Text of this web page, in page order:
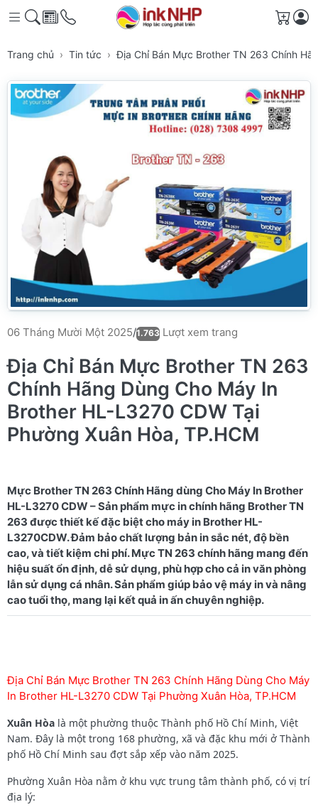
Giỏ
Trang chủ Tin tức Địa Chỉ Bán Mực Brother TN 263 Chính
06 Tháng Mười Một 2025/1.763 Lượt xem trang
Địa Chỉ Bán Mực Brother TN 263
Chính Hãng Dùng Cho Máy In
Brother HL-L3270 CDW Tại
Phường Xuân Hòa, TP.HCM
Mực Brother TN 263 Chính Hãng dùng Cho Máy In Brother
HL-L3270 CDW – Sản phẩm mực in chính hãng Brother TN
263 được thiết kế đặc biệt cho máy in Brother HL-
L3270CDW. Đảm bảo chất lượng bản in sắc nét, độ bền
cao, và tiết kiệm chi phí. Mực TN 263 chính hãng mang đến
hiệu suất ổn định, dễ sử dụng, phù hợp cho cả in văn phòng
lẫn sử dụng cá nhân. Sản phẩm giúp bảo vệ máy in và nâng
Địa Chỉ Bán Mực Brother TN 263 Chính Hãng Dùng Cho Máy
In Brother HL-L3270 CDW Tại Phường Xuân Hòa, TP.HCM
Xuân Hòa là một phường thuộc Thành phố Hồ Chí Minh, Việt
Nam. Đây là một trong 168 phường, xã và đặc khu mới ở Thành
phố Hồ Chí Minh sau đợt sắp xếp vào năm 2025.
Phường Xuân Hòa nằm ở khu vực trung tâm thành phố, có vị trí
địa lý: